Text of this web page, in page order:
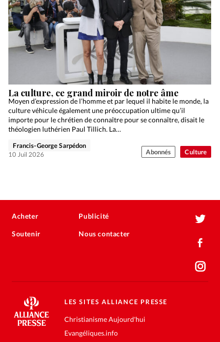
Culture
La culture, ce grand miroir de notre âme
Moyen d’expression de l’homme et par lequel il habite le monde, la
culture véhicule également une préoccupation ultime qu’il
importe pour le chrétien de connaître pour se connaître, disait le
théologien luthérien Paul Tillich. La…
Francis-George Sarpédon
10 Juil 2026
Abonnés
Acheter
Soutenir
Publicité
Nous contacter
LES SITES ALLIANCE PRESSE
Christianisme Aujourd'hui
Evangéliques.info